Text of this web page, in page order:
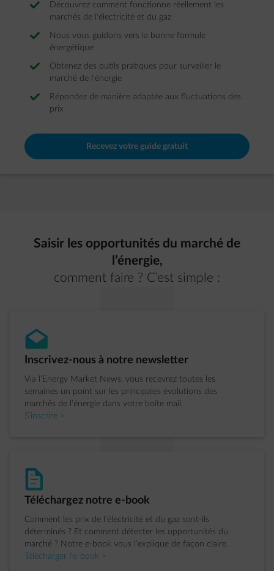
Découvrez comment fonctionne réellement les
marchés de l'électricité et du gaz
Nous vous guidons vers la bonne formule
énergétique
Obtenez des outils pratiques pour surveiller le
marché de l'énergie
Répondez de manière adaptée aux fluctuations des
prix
Recevez votre guide gratuit
Saisir les opportunités du marché de
l’énergie,
comment faire ? C’est simple :
envelope-open
�tape 1 sur 4:
Inscrivez-nous à notre newsletter
Via l’Energy Market News, vous recevrez toutes les
semaines un point sur les principales évolutions des
marchés de l’énergie dans votre boîte mail.
S’inscrire >
document-text
�tape 2 sur 4:
Téléchargez notre e-book
Comment les prix de l’électricité et du gaz sont-ils
déterminés ? Et comment détecter les opportunités du
marché ? Notre e-book vous l’explique de façon claire.
Télécharger l’e-book >